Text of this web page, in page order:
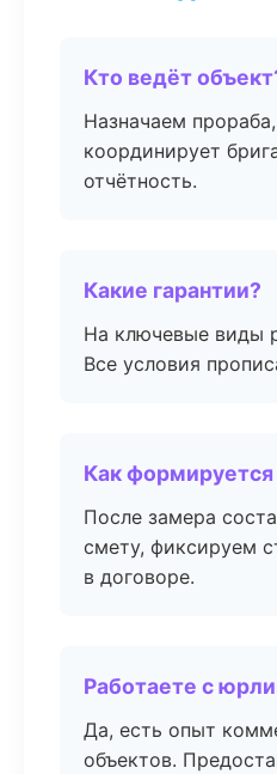
Кто ведёт
Назначаем
координирует
отчётность.
Какие гарантии?
На ключевые виды
Все условия
Как формируется
После замера
смету, фиксируем
в договоре.
Работаете с
Да, есть опыт
объектов.